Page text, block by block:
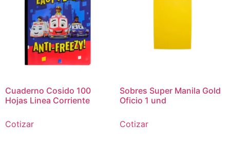
Cuaderno Cosido 100
Hojas Linea Corriente
Cotizar
Sobres Super Manila Gold
Oficio 1 und
Cotizar